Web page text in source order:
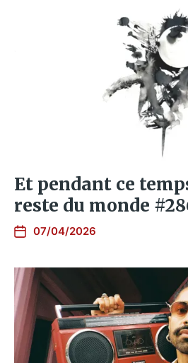
Et pendant ce
reste du monde
07/04/2026